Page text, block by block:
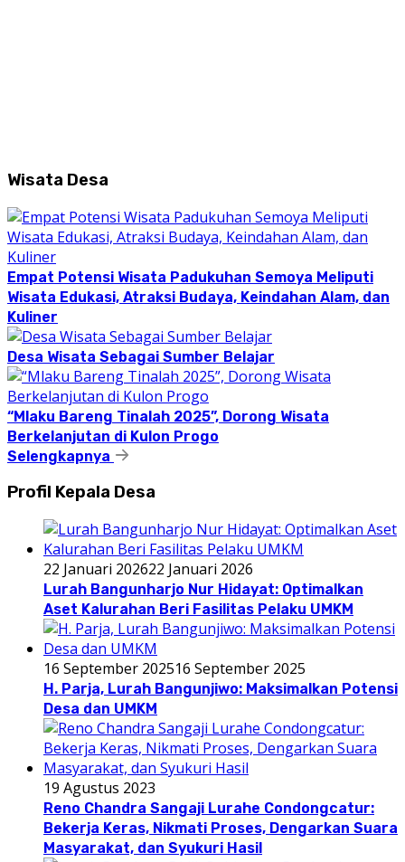
Wisata Desa
Empat Potensi Wisata Padukuhan Semoya Meliputi
Wisata Edukasi, Atraksi Budaya, Keindahan Alam, dan
Kuliner
Desa Wisata Sebagai Sumber Belajar
“Mlaku Bareng Tinalah 2025”, Dorong Wisata
Berkelanjutan di Kulon Progo
Selengkapnya
Profil Kepala Desa
22 Januari 202622 Januari 2026
Lurah Bangunharjo Nur Hidayat: Optimalkan
Aset Kalurahan Beri Fasilitas Pelaku UMKM
16 September 202516 September 2025
H. Parja, Lurah Bangunjiwo: Maksimalkan Potensi
Desa dan UMKM
19 Agustus 2023
Reno Chandra Sangaji Lurahe Condongcatur:
Bekerja Keras, Nikmati Proses, Dengarkan Suara
Masyarakat, dan Syukuri Hasil